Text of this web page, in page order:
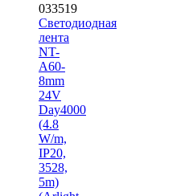
033519
Светодиодная
лента
NT-
A60-
8mm
24V
Day4000
(4.8
W/m,
IP20,
3528,
5m)